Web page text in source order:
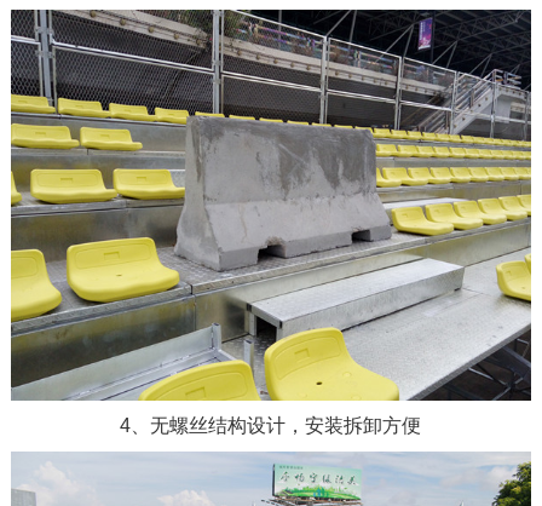
4、无螺丝结构设计，安装拆卸方便